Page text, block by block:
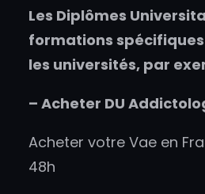
Les Diplômes
formations
les universités, par
– Acheter DU
Acheter votre Vae en
48h